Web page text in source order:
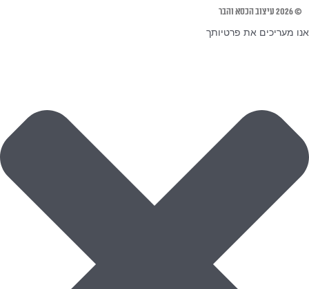
© 2026 עיצוב הכסא והבר
אנו מעריכים את פרטיותך